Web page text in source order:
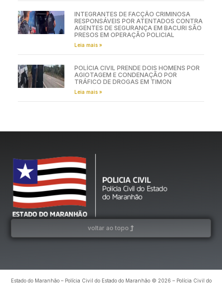
INTEGRANTES DE FACÇÃO CRIMINOSA
RESPONSÁVEIS POR ATENTADOS CONTRA
AGENTES DE SEGURANÇA EM BACURI SÃO
PRESOS EM OPERAÇÃO POLICIAL
Leia mais »
POLÍCIA CIVIL PRENDE DOIS HOMENS POR
AGIOTAGEM E CONDENAÇÃO POR
TRÁFICO DE DROGAS EM TIMON
Leia mais »
voltar ao topo
Estado do Maranhão – Polícia Civil do Estado do Maranhão © 2026 – Polícia Civil do